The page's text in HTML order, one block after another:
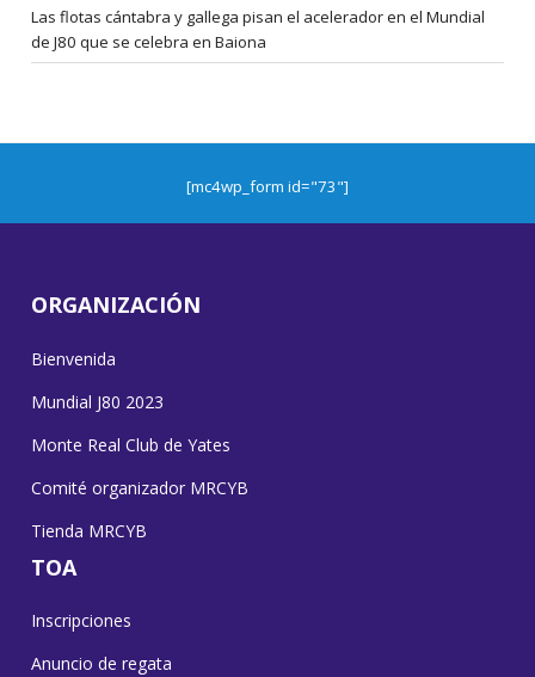
Las flotas cántabra y gallega pisan el acelerador en el Mundial
de J80 que se celebra en Baiona
[mc4wp_form id="73"]
ORGANIZACIÓN
Bienvenida
Mundial J80 2023
Monte Real Club de Yates
Comité organizador MRCYB
Tienda MRCYB
TOA
Inscripciones
Anuncio de regata